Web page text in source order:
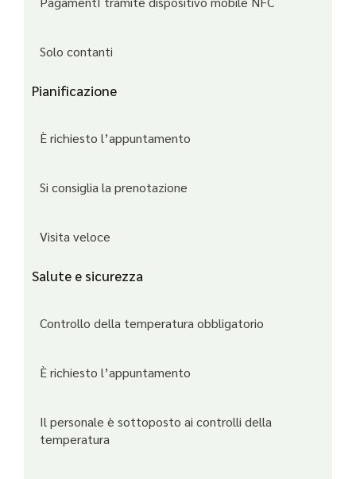
Solo contanti
Pianificazione
È richiesto l’appuntamento
Si consiglia la prenotazione
Visita veloce
Salute e sicurezza
Controllo della temperatura obbligatorio
È richiesto l’appuntamento
Il personale è sottoposto ai controlli della
temperatura